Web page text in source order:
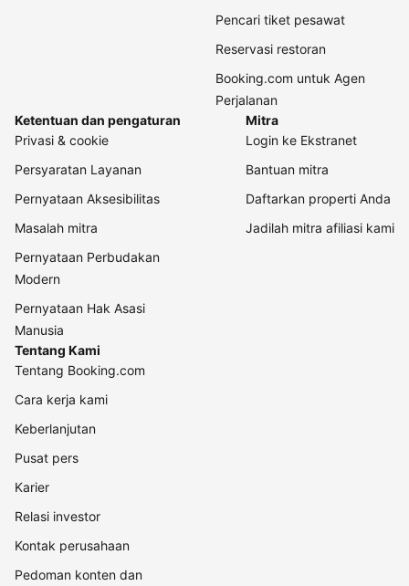
Pencari tiket pesawat
Reservasi restoran
Booking.com untuk Agen
Perjalanan
Ketentuan dan pengaturan
Privasi & cookie
Persyaratan Layanan
Pernyataan Aksesibilitas
Masalah mitra
Pernyataan Perbudakan
Modern
Pernyataan Hak Asasi
Manusia
Mitra
Login ke Ekstranet
Bantuan mitra
Daftarkan properti Anda
Jadilah mitra afiliasi kami
Tentang Kami
Tentang Booking.com
Cara kerja kami
Keberlanjutan
Pusat pers
Karier
Relasi investor
Kontak perusahaan
Pedoman konten dan